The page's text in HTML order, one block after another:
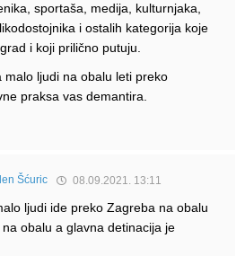
sportaša, medija, kulturnjaka,
i ostalih kategorija koje
i koji prilično putuju.
malo ljudi na obalu leti preko
praksa vas demantira.
Šćuric 08.09.2021. 13:11
ljudi ide preko Zagreba na obalu
obalu a glavna detinacija je